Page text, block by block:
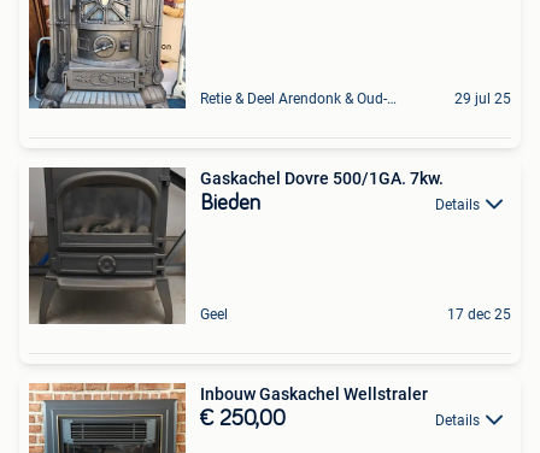
Retie & Deel Arendonk & Oud-Turnhout 29 jul 25
Gaskachel Dovre 500/1GA. 7kw.
Bieden Details
Geel 17 dec 25
Inbouw Gaskachel Wellstraler
€ 250,00 Details